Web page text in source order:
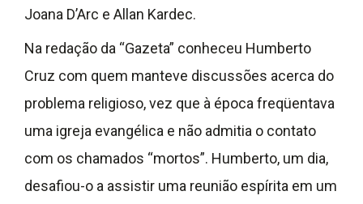
Joana D’Arc e Allan Kardec.
Na redação da “Gazeta” conheceu Humberto
Cruz com quem manteve discussões acerca do
problema religioso, vez que à época freqüentava
uma igreja evangélica e não admitia o contato
com os chamados “mortos”. Humberto, um dia,
desafiou-o a assistir uma reunião espírita em um